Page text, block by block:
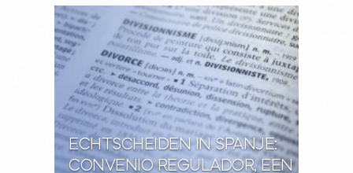
ECHTSCHEIDEN IN SPANJE:
CONVENIO REGULADOR, EEN